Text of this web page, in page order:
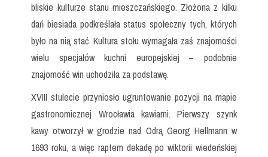
bliskie kulturze stanu mieszczańskiego. Złożona z kilku
dań biesiada podkreślała status społeczny tych, których
było na nią stać. Kultura stołu wymagała zaś znajomości
wielu specjałów kuchni europejskiej – podobnie
znajomość win uchodziła za podstawę.
XVIII stulecie przyniosło ugruntowanie pozycji na mapie
gastronomicznej Wrocławia kawiarni. Pierwszy szynk
kawy otworzył w grodzie nad Odrą Georg Hellmann w
1693 roku, a więc raptem dekadę po wiktorii wiedeńskiej